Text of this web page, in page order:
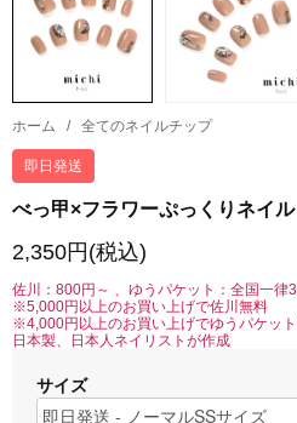
ホーム / 全てのネイルチップ
即日発送
べっ甲×フラワーぷっくりネイル
2,350円(税込)
佐川：800円～ 、ゆうパケット：全国一律
※5,000円以上のお買い上げで佐川無料
※4,000円以上のお買い上げでゆうパケッ
日本製、日本人ネイリストが作成
サイズ